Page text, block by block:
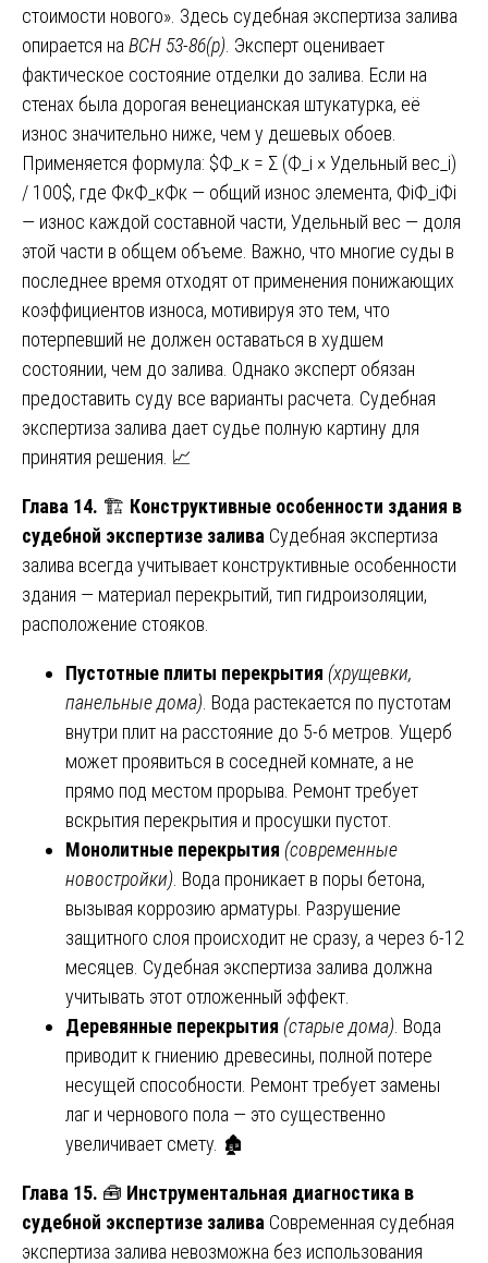
стоимости нового». Здесь судебная экспертиза залива
опирается наВСН 53-86(р). Эксперт оценивает
фактическое состояние отделки до залива. Если на
стенах была дорогая венецианская штукатурка, её
износ значительно ниже, чем у дешевых обоев.
Применяется формула: $Ф_к = Σ (Ф_i × Удельный вес_i)
/ 100$, где ФкФ_кФк — общий износ элемента, ФiФ_iФi
— износ каждой составной части, Удельный вес — доля
этой части в общем объеме. Важно, что многие суды в
последнее время отходят от применения понижающих
коэффициентов износа, мотивируя это тем, что
потерпевший не должен оставаться в худшем
состоянии, чем до залива. Однако эксперт обязан
предоставить суду все варианты расчета. Судебная
экспертиза залива дает судье полную картину для
принятия решения. 📈
Глава 14. 🏗️ Конструктивные особенности здания в
судебной экспертизе залива Судебная экспертиза
залива всегда учитывает конструктивные особенности
здания — материал перекрытий, тип гидроизоляции,
расположение стояков.
Пустотные плиты перекрытия (хрущевки,
панельные дома). Вода растекается по пустотам
внутри плит на расстояние до 5-6 метров. Ущерб
может проявиться в соседней комнате, а не
прямо под местом прорыва. Ремонт требует
вскрытия перекрытия и просушки пустот.
Монолитные перекрытия (современные
новостройки). Вода проникает в поры бетона,
вызывая коррозию арматуры. Разрушение
защитного слоя происходит не сразу, а через 6-12
месяцев. Судебная экспертиза залива должна
учитывать этот отложенный эффект.
Деревянные перекрытия (старые дома). Вода
приводит к гниению древесины, полной потере
несущей способности. Ремонт требует замены
лаг и чернового пола — это существенно
увеличивает смету. 🏚️
Глава 15. 🧰 Инструментальная диагностика в
судебной экспертизе залива Современная судебная
экспертиза залива невозможна без использования